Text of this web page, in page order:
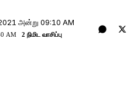
2021 அன்று 09:10 AM
AM 2 நிமிட வாசிப்பு